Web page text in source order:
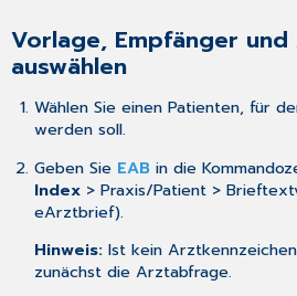
auswählen
eArztbrief
schreiben
Die
Eingabebereiche
Anhänge
anfügen
Abfrage
Übergröße
der
Vorlage, Empfänger
auswählen
Wählen Sie einen Patienten, für
werden soll.
Geben Sie EABin die
Index> Praxis/Patient >
eArztbrief).
Hinweis: Ist kein
zunächst die Arztabfrage.